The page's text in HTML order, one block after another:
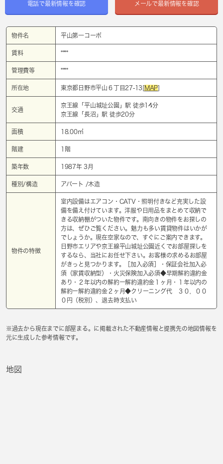
電話で最新情報を確認 メールで最新情報を確認
物件名 平山第一コーポ
賃料 ****
管理費等 ****
所在地 東京都日野市平山６丁目27-13[MAP]
交通
京王線「 平山城址公園 」駅 徒歩14分
京王線「 長沼 」駅 徒歩20分
面積 18.00㎡
階建 1階
築年数 1987年 3月
種別/構造 アパート /木造
物件の特徴
室内設備はエアコン・CATV・照明付きなど充実した設
備を備え付けています。洋服や日用品をまとめて収納で
きる収納棚がついた物件です。南向きの物件をお探しの
方は、ぜひご覧ください。魅力も多い賃貸物件はいかが
でしょうか。現在空家なので、すぐにご案内できます。
日野市エリアや京王線平山城址公園近くでお部屋探しを
するなら、当社にお任せ下さい。お客様の求めるお部屋
がきっと見つかります。［加入必須］・保証会社加入必
須（家賃収納型）・火災保険加入必須◆早期解約違約金
あり・２年以内の解約ー解約違約金１ヶ月・１年以内の
解約ー解約違約金２ヶ月◆クリーニング代 ３０，００
０円（税別）、退去時支払い
※過去から現在までに部屋まる。に掲載された不動産情報と提携先の地図情報を
元に生成した参考情報です。
地図